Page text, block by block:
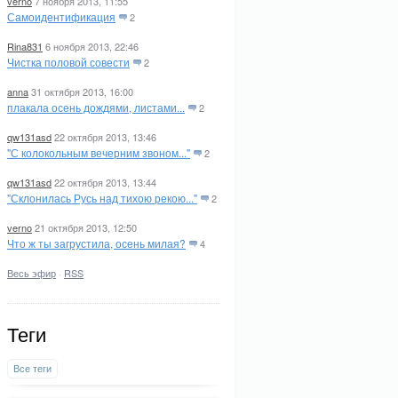
Самоидентификация 2
Rina831 6 ноября 2013, 22:46
Чистка половой совести 2
anna31 октября 2013, 16:00
плакала осень дождями, листами... 2
qw131asd22 октября 2013, 13:46
"С колокольным вечерним звоном..." 2
qw131asd22 октября 2013, 13:44
"Склонилась Русь над тихою рекою..." 2
verno21 октября 2013, 12:50
Что ж ты загрустила, осень милая? 4
Весь эфир · RSS
Теги
Все теги